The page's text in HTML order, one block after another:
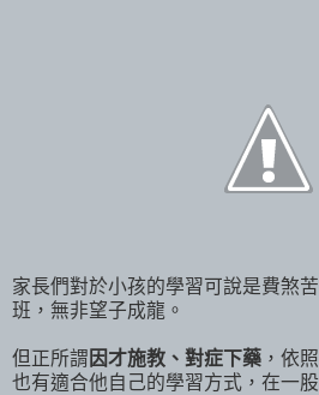
家長們對於小孩的學習可說是費煞
班，無非望子成龍。
但正所謂 因才施教、對症下藥 ，依
也有適合他自己的學習方式，在一